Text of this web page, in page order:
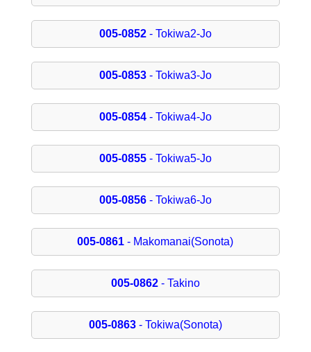
005-0852- Tokiwa2-Jo
005-0853- Tokiwa3-Jo
005-0854- Tokiwa4-Jo
005-0855- Tokiwa5-Jo
005-0856- Tokiwa6-Jo
005-0861 - Makomanai(Sonota)
005-0862- Takino
005-0863- Tokiwa(Sonota)